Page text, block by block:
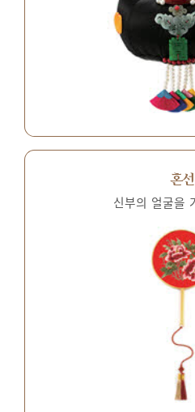
혼선
신부의 얼굴을